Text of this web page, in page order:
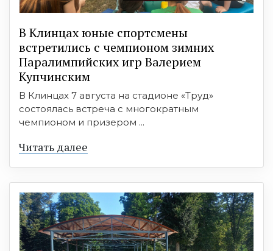
В Клинцах юные спортсмены
встретились с чемпионом зимних
Паралимпийских игр Валерием
Купчинским
В Клинцах 7 августа на стадионе «Труд»
состоялась встреча с многократным
чемпионом и призером ...
Читать далее